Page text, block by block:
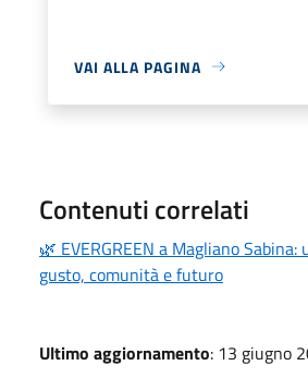
VAI ALLA PAGINA
Contenuti correlati
🌿 EVERGREEN a Magliano
gusto, comunità e futuro
Ultimo aggiornamento: 13 giugno